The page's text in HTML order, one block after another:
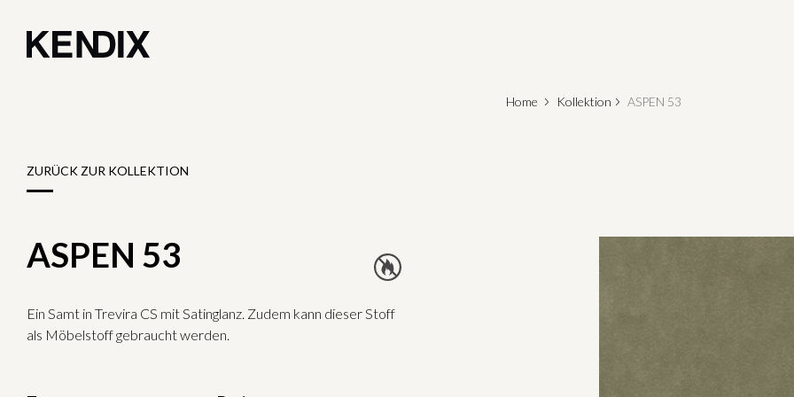
Home Kollektion ASPEN 53
ZURÜCK ZUR KOLLEKTION
ASPEN 53
Ein Samt in Trevira CS mit Satinglanz. Zudem kann dieser Stoff
als Möbelstoff gebraucht werden.